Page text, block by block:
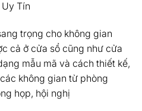
Tín
trọng cho không gian
cả ở cửa sổ cũng như cửa
mẫu mã và cách thiết kế,
không gian từ phòng
họp, hội nghị